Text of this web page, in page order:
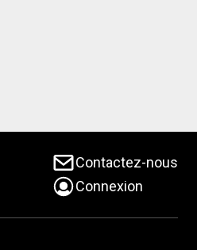
Contactez-nous
Connexion